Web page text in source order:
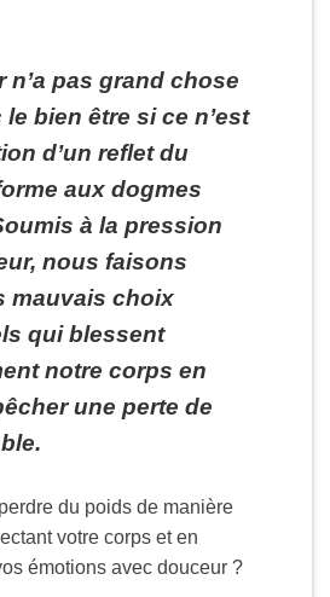
n’a pas grand chose
bien être si ce n’est
d’un reflet du
aux dogmes
à la pression
nous faisons
mauvais choix
qui blessent
notre corps en
une perte de
du poids de manière
votre corps et en
émotions avec douceur ?